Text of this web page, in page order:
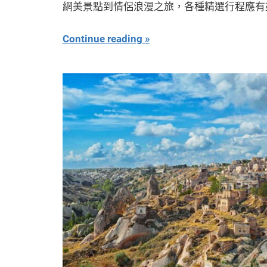
網美景點到情侶浪漫之旅，各種精選行程應
Continue reading